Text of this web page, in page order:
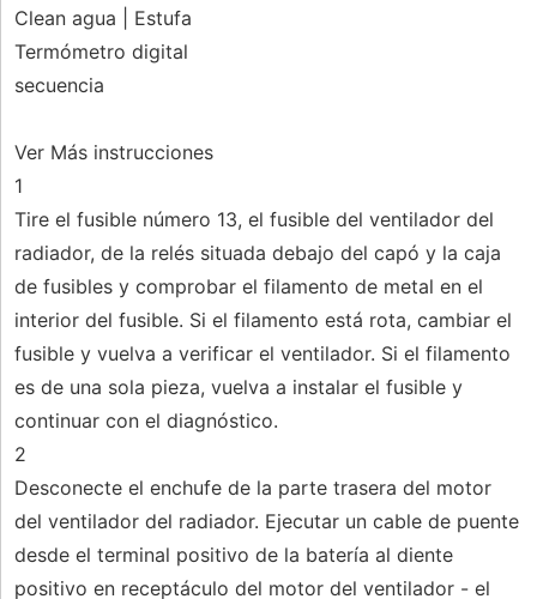
Clean agua | Estufa
Termómetro digital
secuencia
Ver Más instrucciones
1
Tire el fusible número 13, el fusible del ventilador del
radiador, de la relés situada debajo del capó y la caja
de fusibles y comprobar el filamento de metal en el
interior del fusible. Si el filamento está rota, cambiar el
fusible y vuelva a verificar el ventilador. Si el filamento
es de una sola pieza, vuelva a instalar el fusible y
continuar con el diagnóstico.
2
Desconecte el enchufe de la parte trasera del motor
del ventilador del radiador. Ejecutar un cable de puente
desde el terminal positivo de la batería al diente
positivo en receptáculo del motor del ventilador - el